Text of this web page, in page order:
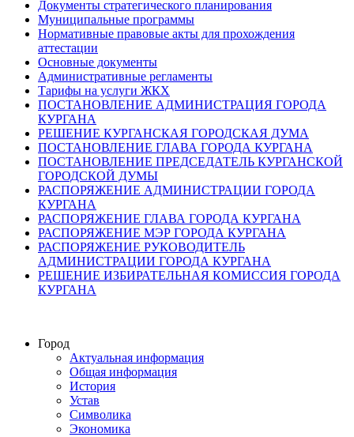
Документы стратегического планирования
Муниципальные программы
Нормативные правовые акты для прохождения
аттестации
Основные документы
Административные регламенты
Тарифы на услуги ЖКХ
ПОСТАНОВЛЕНИЕ АДМИНИСТРАЦИЯ ГОРОДА
КУРГАНА
РЕШЕНИЕ КУРГАНСКАЯ ГОРОДСКАЯ ДУМА
ПОСТАНОВЛЕНИЕ ГЛАВА ГОРОДА КУРГАНА
ПОСТАНОВЛЕНИЕ ПРЕДСЕДАТЕЛЬ КУРГАНСКОЙ
ГОРОДСКОЙ ДУМЫ
РАСПОРЯЖЕНИЕ АДМИНИСТРАЦИИ ГОРОДА
КУРГАНА
РАСПОРЯЖЕНИЕ ГЛАВА ГОРОДА КУРГАНА
РАСПОРЯЖЕНИЕ МЭР ГОРОДА КУРГАНА
РАСПОРЯЖЕНИЕ РУКОВОДИТЕЛЬ
АДМИНИСТРАЦИИ ГОРОДА КУРГАНА
РЕШЕНИЕ ИЗБИРАТЕЛЬНАЯ КОМИССИЯ ГОРОДА
КУРГАНА
Город
Актуальная информация
Общая информация
История
Устав
Символика
Экономика